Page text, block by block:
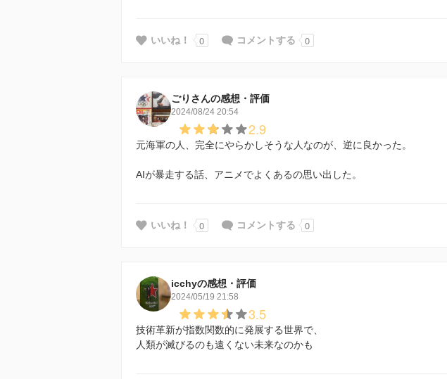
いいね！ 0 コメントする 0
ごりさんの感想・評価
2024/08/24 20:54
2.9
元海軍の人、完全にやらかしそうな人なのが、逆に良かった。
AIが暴走する話、アニメでよくあるの思い出した。
いいね！ 0 コメントする 0
icchyの感想・評価
2024/05/19 21:58
3.5
技術革新が指数関数的に発展する世界で、
人類が滅びるのも遠くない未来なのかも